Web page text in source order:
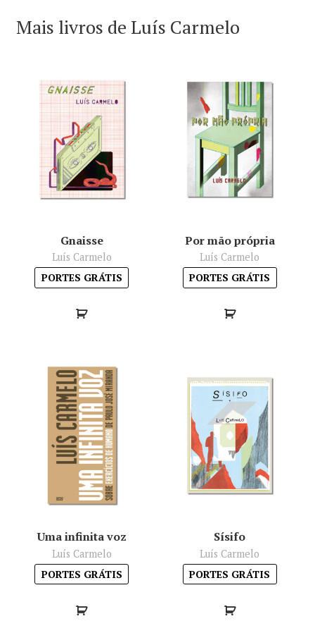
Mais livros de Luís Carmelo
Gnaisse
Luís Carmelo
PORTES GRÁTIS
Por mão própria
Luís Carmelo
PORTES GRÁTIS
Uma infinita voz
Luís Carmelo
PORTES GRÁTIS
Sísifo
Luís Carmelo
PORTES GRÁTIS